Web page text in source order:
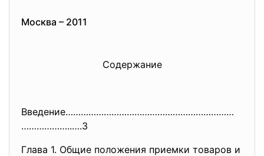
Москва – 2011
Содержание
Введение…………………………………………………………
………………..….3
Глава 1. Общие положения приемки товаров и